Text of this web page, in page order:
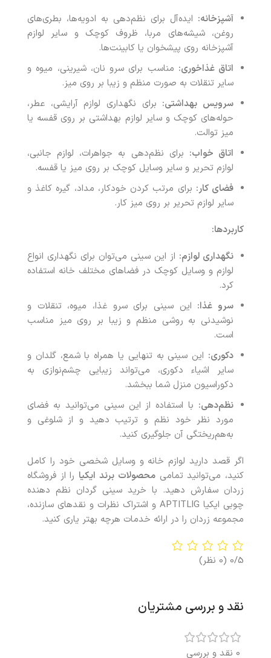
آشپزخانه: ایده‌آل برای نظم‌دهی به ادویه‌ها، بطری‌های
روغن، شیشه‌های مربا، ظروف کوچک و سایر لوازم
آشپزخانه روی پیشخوان یا کابینت‌ها.
اتاق غذاخوری: مناسب برای سرو نان، شیرینی، میوه و
سایر تنقلات به صورت منظم و زیبا بر روی میز.
سرویس بهداشتی: برای نگهداری لوازم آرایشی، عطر،
حوله‌های کوچک و سایر لوازم بهداشتی بر روی قفسه یا
میز توالت.
اتاق خواب: برای نظم‌دهی به جواهرات، لوازم جانبی،
لوازم تحریر و سایر وسایل کوچک بر روی میز یا قفسه.
فضای کار: برای مرتب کردن خودکار، مداد، گیره کاغذ و
سایر لوازم تحریر بر روی میز کار.
کاربردها:
نگهداری لوازم: از این سینی می‌توان برای نگهداری انواع
لوازم و وسایل کوچک در فضاهای مختلف خانه استفاده
کرد.
سرو غذا: این سینی برای سرو غذا، میوه، تنقلات و
نوشیدنی به روشی منظم و زیبا بر روی میز مناسب
است.
دکوری: این سینی به تنهایی یا همراه با شمع، گلدان و
سایر اشیاء دکوری، می‌تواند زیبایی چشم‌نوازی به
دکوراسیون منزل شما ببخشد.
نظم‌دهی: با استفاده از این سینی می‌توانید به فضای
مورد نظر خود نظم و ترتیب دهید و از شلوغی و
به‌هم‌ریختگی آن جلوگیری کنید.
اگر قصد دارید لوازم خانه و وسایل شخصی خود را کامل
کنید، می‌توانید تمامی محصولات برند ایکیا را از فروشگاه
زردان سفارش دهید. با خرید سینی گردان نظم دهنده
چوبی ایکیا APTITLIG و اشتراک نظرات و نقدهای سازنده،
مجموعه زردان را در ارائه خدمات هرچه بهتر یاری کنید.
0/5 (0 نظر)
نقد و بررسی مشتریان
0 نقد و بررسی